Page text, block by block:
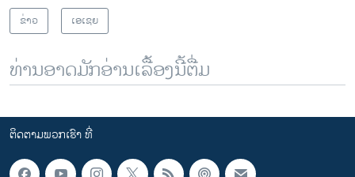
ຂ່າວ
ເອເຊຍ
ທ່ານອາດມັກອ່ານເລື້ອງນີ້ຕື່ມ
ຕິດຕາມພວກເຮົາ ທີ່